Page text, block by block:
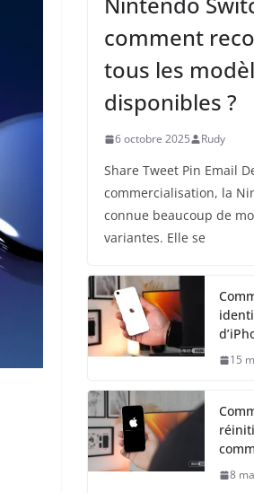
comment
tous les
disponibles ?
6 octobre 2025 Rudy
Share Tweet Pin Email
commercialisation, la
connue beaucoup de
variantes. Elle se
15
8